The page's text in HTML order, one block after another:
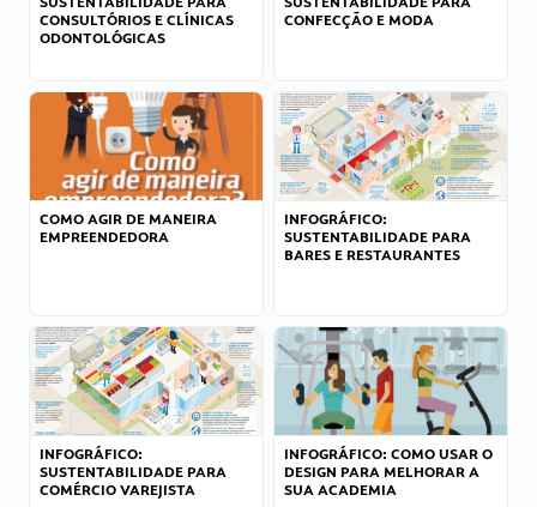
CONSULTÓRIOS E CLÍNICAS
ODONTOLÓGICAS
CONFECÇÃO E MODA
COMO AGIR DE MANEIRA
EMPREENDEDORA
INFOGRÁFICO:
SUSTENTABILIDADE PARA
BARES E RESTAURANTES
INFOGRÁFICO:
SUSTENTABILIDADE PARA
COMÉRCIO VAREJISTA
INFOGRÁFICO: COMO USAR O
DESIGN PARA MELHORAR A
SUA ACADEMIA